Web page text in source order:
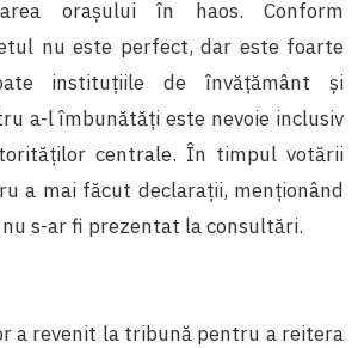
orașului în haos. Conform
nu este perfect, dar este foarte
instituțiile de învățământ și
a-l îmbunătăți este nevoie inclusiv
centrale. În timpul votării
a mai făcut declarații, menționând
nu s-ar fi prezentat la consultări.
a revenit la tribună pentru a reitera